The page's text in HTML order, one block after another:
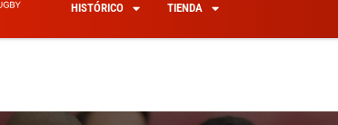
HISTÓRICO TIENDA